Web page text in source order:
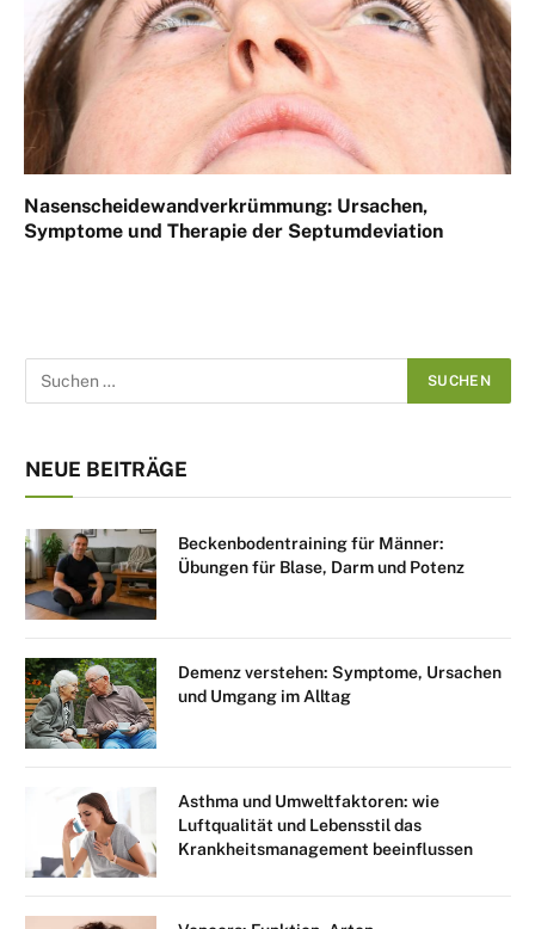
Nasenscheidewandverkrümmung: Ursachen,
Symptome und Therapie der Septumdeviation
NEUE BEITRÄGE
Beckenbodentraining für Männer:
Übungen für Blase, Darm und Potenz
Demenz verstehen: Symptome, Ursachen
und Umgang im Alltag
Asthma und Umweltfaktoren: wie
Luftqualität und Lebensstil das
Krankheitsmanagement beeinflussen